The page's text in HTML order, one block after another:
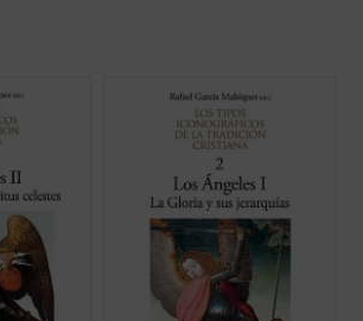
«Los
el contenido
es ...
Este segundo volumen del proyecto «Los
tipos iconográficos de la tradición
cristiana» está dedicado a la
representación iconográfica de los
ángeles, abordando concretamente el
concepto de la angelología cristiana y su
(ver ficha)